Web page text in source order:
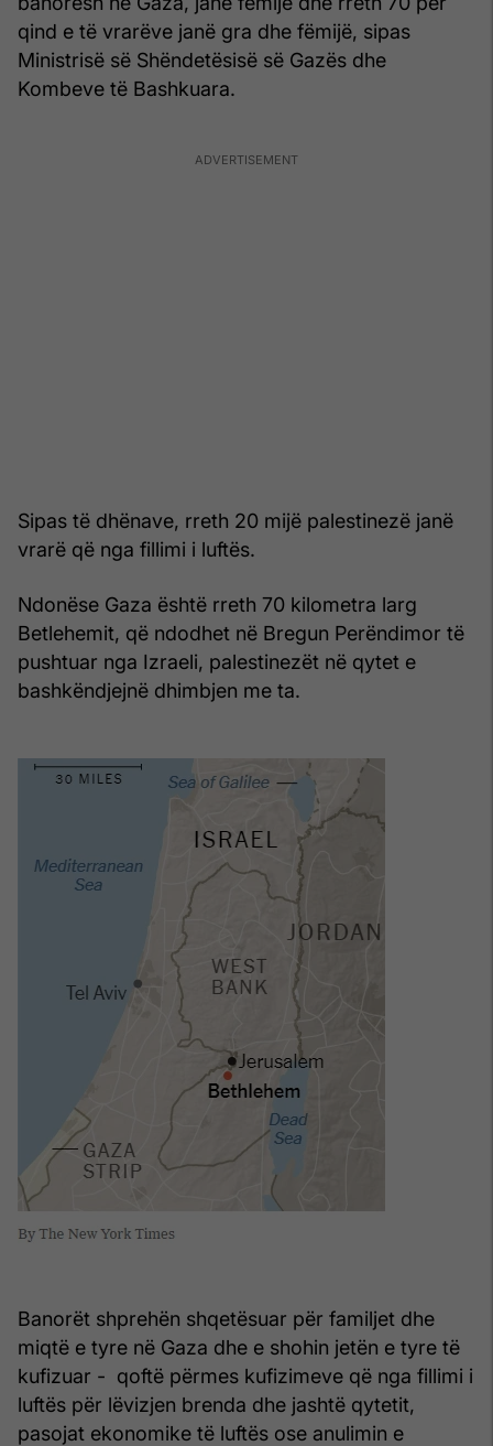
qind e të vrarëve janë gra dhe fëmijë, sipas
Ministrisë së Shëndetësisë së Gazës dhe
Kombeve të Bashkuara.
Sipas të dhënave, rreth 20 mijë palestinezë janë
vrarë që nga fillimi i luftës.
Ndonëse Gaza është rreth 70 kilometra larg
Betlehemit, që ndodhet në Bregun Perëndimor të
pushtuar nga Izraeli, palestinezët në qytet e
bashkëndjejnë dhimbjen me ta.
Banorët shprehën shqetësuar për familjet dhe
miqtë e tyre në Gaza dhe e shohin jetën e tyre të
kufizuar - qoftë përmes kufizimeve që nga fillimi i
luftës për lëvizjen brenda dhe jashtë qytetit,
pasojat ekonomike të luftës ose anulimin e